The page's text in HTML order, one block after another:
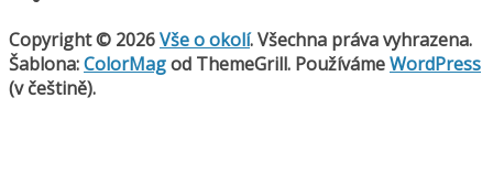
Copyright © 2026Vše o okolí. Všechna práva vyhrazena.
Šablona:ColorMagod ThemeGrill. PoužívámeWordPress
(v češtině).